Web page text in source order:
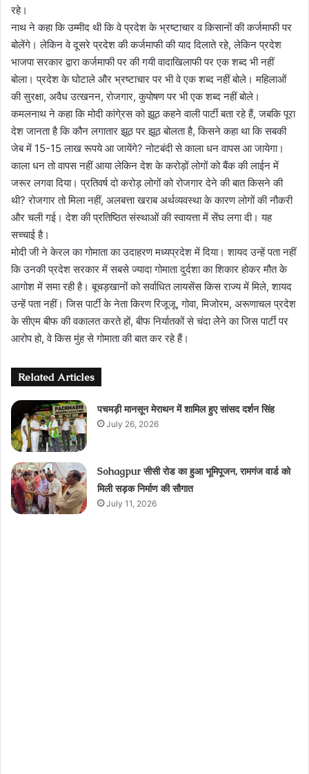
रहे।
नाथ ने कहा कि उम्मीद थी कि वे प्रदेश के भ्रष्टाचार व किसानों की कर्जमाफी पर
बोलेंगे। लेकिन वे दूसरे प्रदेश की कर्जमाफी की याद दिलाते रहे, लेकिन प्रदेश
भाजपा सरकार द्वारा कर्जमाफी पर की गयी वादाखिलाफी पर एक शब्द भी नहीं
बोला। प्रदेश के घोटाले और भ्रष्टाचार पर भी वे एक शब्द नहीं बोले। महिलाओं
की सुरक्षा, अवैध उत्खनन, रोजगार, कुपोषण पर भी एक शब्द नहीं बोले।
कमलनाथ ने कहा कि मोदी कांगे्रस को झूठ कहने वाली पार्टी बता रहे हैं, जबकि पूरा
देश जानता है कि कौन लगातार झूठ पर झूठ बोलता है, किसने कहा था कि सबकी
जेब में 15-15 लाख रूपये आ जायेंगे? नोटबंदी से काला धन वापस आ जायेगा।
काला धन तो वापस नहीं आया लेकिन देश के करोड़ों लोगों को बैंक की लाईन में
जरूर लगवा दिया। प्रतिवर्ष दो करोड़ लोगों को रोजगार देने की बात किसने की
थी? रोजगार तो मिला नहीं, अलबत्ता खराब अर्थव्यवस्था के कारण लोगों की नौकरी
और चली गई। देश की प्रतिष्ठित संस्थाओं की स्वायत्ता में सेंघ लगा दी। यह
सच्चाई है।
मोदी जी ने केरल का गोमाता का उदाहरण मध्यप्रदेश में दिया। शायद उन्हें पता नहीं
कि उनकी प्रदेश सरकार में सबसे ज्यादा गोमाता दुर्दशा का शिकार होकर मौत के
आगोश में समा रही है। बूचड़खानों को सर्वाधित लायसेंस किस राज्य में मिले, शायद
उन्हें पता नहीं। जिस पार्टी के नेता किरण रिजूजू, गोवा, मिजोरम, अरूणाचल प्रदेश
के सीएम बीफ की वकालत करते हों, बीफ निर्यातकों से चंदा लेेने का जिस पार्टी पर
आरोप हो, वे किस मुंह से गोमाता की बात कर रहे हैं।
Related Articles
पचमड़ी मानसून मेराथन में शामिल हुए सांसद दर्शन सिंह
July 26, 2026
Sohagpur सीसी रोड का हुआ भूमिपूजन, रामगंज वार्ड को
मिली सड़क निर्माण की सौगात
July 11, 2026